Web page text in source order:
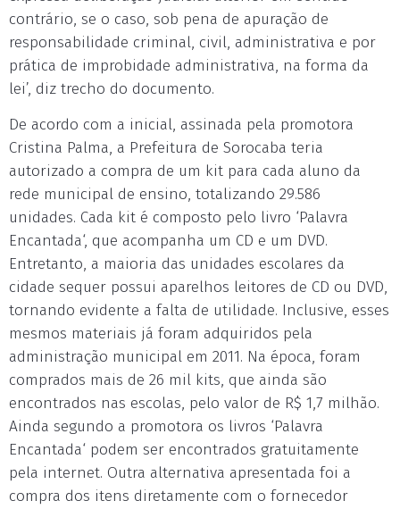
contrário, se o caso, sob pena de apuração de
responsabilidade criminal, civil, administrativa e por
prática de improbidade administrativa, na forma da
lei’, diz trecho do documento.
De acordo com a inicial, assinada pela promotora
Cristina Palma, a Prefeitura de Sorocaba teria
autorizado a compra de um kit para cada aluno da
rede municipal de ensino, totalizando 29.586
unidades. Cada kit é composto pelo livro ‘Palavra
Encantada‘, que acompanha um CD e um DVD.
Entretanto, a maioria das unidades escolares da
cidade sequer possui aparelhos leitores de CD ou DVD,
tornando evidente a falta de utilidade. Inclusive, esses
mesmos materiais já foram adquiridos pela
administração municipal em 2011. Na época, foram
comprados mais de 26 mil kits, que ainda são
encontrados nas escolas, pelo valor de R$ 1,7 milhão.
Ainda segundo a promotora os livros ‘Palavra
Encantada‘ podem ser encontrados gratuitamente
pela internet. Outra alternativa apresentada foi a
compra dos itens diretamente com o fornecedor